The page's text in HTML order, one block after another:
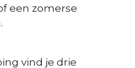
een zomerse
vind je drie